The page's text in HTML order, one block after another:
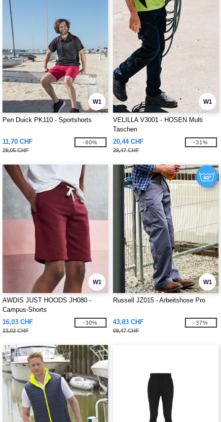
W1
Pen Duick PK110 - Sportshorts
11,70 CHF
29,05 CHF
-60%
W1
VELILLA V3001 - HOSEN Multi
Taschen
20,44 CHF
29,47 CHF
-31%
W1
AWDIS JUST HOODS JH080 -
Campus-Shorts
16,03 CHF
23,02 CHF
-30%
W1
Russell JZ015 - Arbeitshose Pro
43,83 CHF
69,47 CHF
-37%